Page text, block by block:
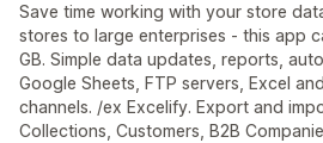
Save time working with your store
stores to large enterprises - this app
GB. Simple data updates, reports,
Google Sheets, FTP servers, Excel
channels. /ex Excelify. Export and
Collections, Customers, B2B